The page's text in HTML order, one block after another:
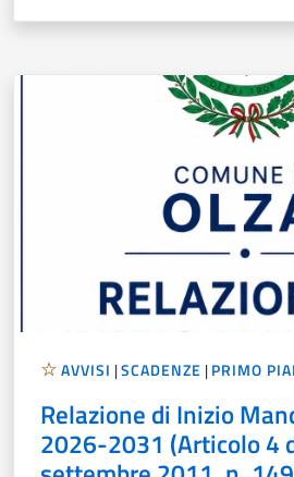
AVVISI |SCADENZE |PRIMO
Relazione di Inizio
2026-2031 (Articolo 4